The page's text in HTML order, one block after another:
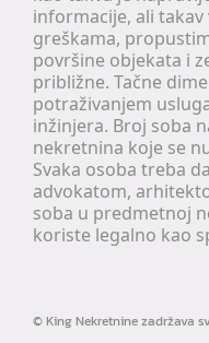
informacije, ali
greškama,
površine objekata i
približne. Tačne
potraživanjem
inžinjera. Broj soba
nekretnina koje se
Svaka osoba treba
advokatom,
soba u predmetnoj
koriste legalno kao
©King Nekretninezadržava